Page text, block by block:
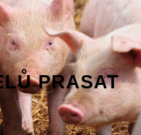
PRASAT